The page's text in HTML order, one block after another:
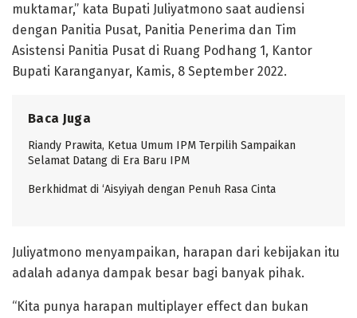
muktamar,” kata Bupati Juliyatmono saat audiensi
dengan Panitia Pusat, Panitia Penerima dan Tim
Asistensi Panitia Pusat di Ruang Podhang 1, Kantor
Bupati Karanganyar, Kamis, 8 September 2022.
Baca Juga
Riandy Prawita, Ketua Umum IPM Terpilih Sampaikan
Selamat Datang di Era Baru IPM
Berkhidmat di ‘Aisyiyah dengan Penuh Rasa Cinta
Juliyatmono menyampaikan, harapan dari kebijakan itu
adalah adanya dampak besar bagi banyak pihak.
“Kita punya harapan multiplayer effect dan bukan